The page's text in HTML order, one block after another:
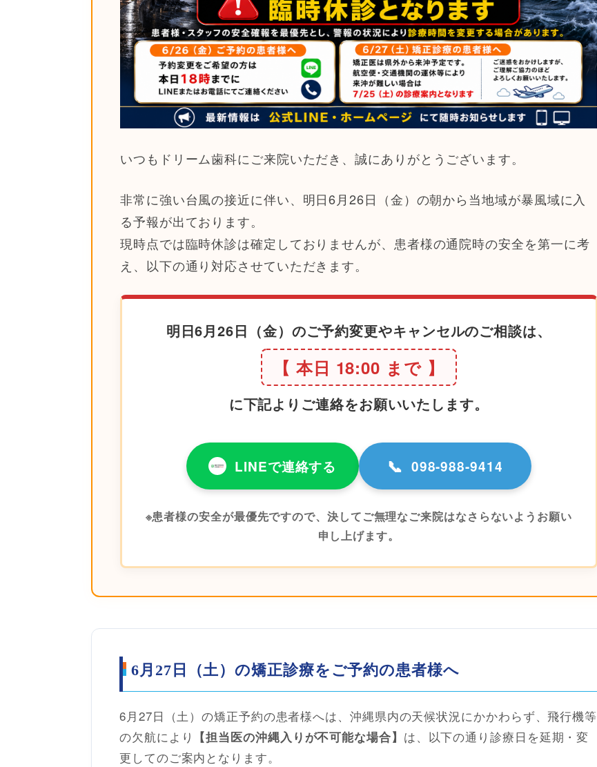
いつもドリーム歯科にご来院いただき、誠にありがとうございます。
非常に強い台風の接近に伴い、明日6月26日（金）の朝から当地域が暴風域に入
る予報が出ております。
現時点では臨時休診は確定しておりませんが、患者様の通院時の安全を第一に考
え、以下の通り対応させていただきます。
明日6月26日（金）のご予約変更やキャンセルのご相談は、
【 本日 18:00 まで 】
に下記よりご連絡をお願いいたします。
LINEで連絡する 📞 098-988-9414
※患者様の安全が最優先ですので、決してご無理なご来院はなさらないようお願い
申し上げます。
6月27日（土）の矯正診療をご予約の患者様へ
6月27日（土）の矯正予約の患者様へは、沖縄県内の天候状況にかかわらず、飛行機等
の欠航により 【担当医の沖縄入りが不可能な場合】 は、以下の通り診療日を延期・変
更してのご案内となります。